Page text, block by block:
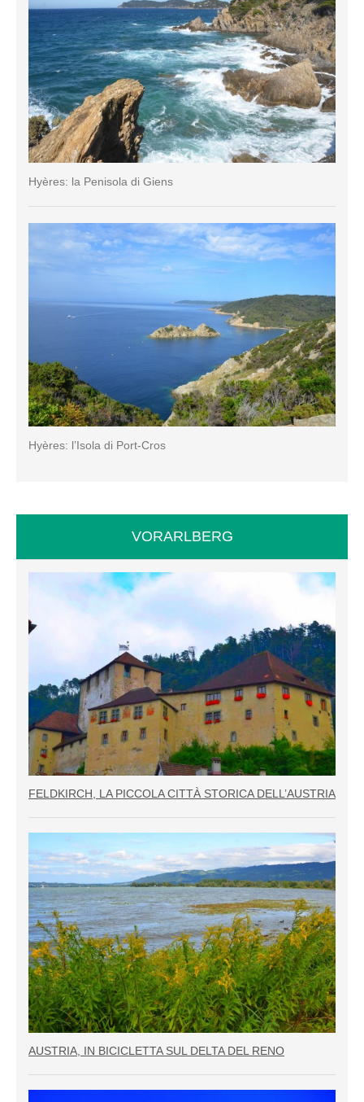
Hyères: la Penisola di Giens
Hyères: l’Isola di Port-Cros
VORARLBERG
FELDKIRCH, LA PICCOLA CITTÀ STORICA DELL’AUSTRIA
AUSTRIA, IN BICICLETTA SUL DELTA DEL RENO